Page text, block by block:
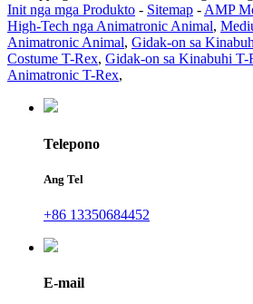
Init nga mga Produkto - Sitemap - AMP
High-Tech nga Animatronic Animal,
Animatronic Animal, Gidak-on sa
Costume T-Rex, Gidak-on sa Kinabuhi T-
Animatronic T-Rex,
Telepono
Ang Tel
+86 13350684452
E-mail